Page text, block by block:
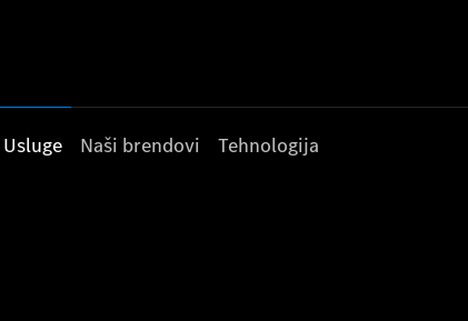
Usluge Naši brendovi Tehnologija